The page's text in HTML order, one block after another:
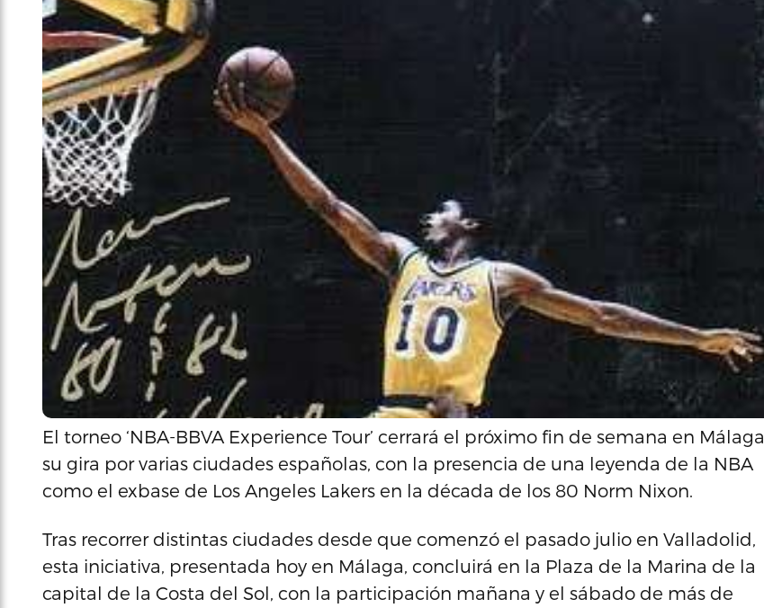
El torneo ‘NBA-BBVA Experience Tour’ cerrará el próximo fin de semana en Málaga
su gira por varias ciudades españolas, con la presencia de una leyenda de la NBA
como el exbase de Los Angeles Lakers en la década de los 80 Norm Nixon.
Tras recorrer distintas ciudades desde que comenzó el pasado julio en Valladolid,
esta iniciativa, presentada hoy en Málaga, concluirá en la Plaza de la Marina de la
capital de la Costa del Sol, con la participación mañana y el sábado de más de